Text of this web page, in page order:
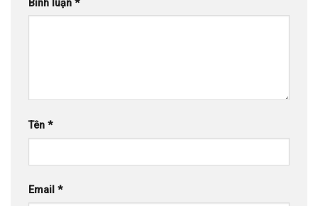
Bình luận *
Tên *
Email *